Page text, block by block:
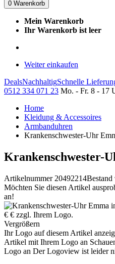
0 Warenkorb
Mein Warenkorb
Ihr Warenkorb ist leer
Weiter einkaufen
DealsNachhaltigSchnelle
0512 334 071 23 Mo. - Fr. 8 - 17
Home
Kleidung & Accessoires
Armbanduhren
Krankenschwester-Uhr
Krankenschwester-
Artikelnummer 20492214
Möchten Sie diesen Artikel
an!
Vergrößern
Ihr Logo auf diesem Artikel
Artikel mit Ihrem Logo an
Logo an Der Logoview ist leider